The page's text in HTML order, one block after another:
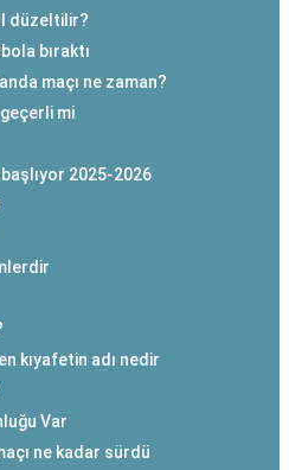
düzeltilir?
bıraktı
maçı ne zaman?
mi
2025-2026
kıyafetin adı nedir
Var
ne kadar sürdü